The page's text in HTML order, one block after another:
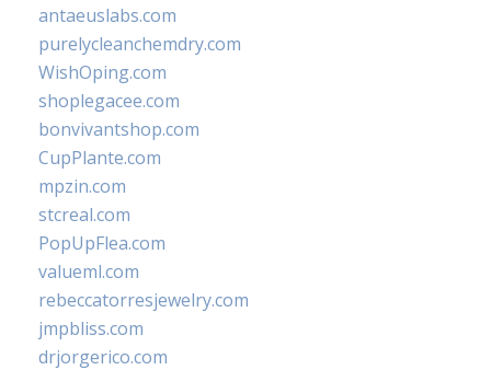
antaeuslabs.com
purelycleanchemdry.com
WishOping.com
shoplegacee.com
bonvivantshop.com
CupPlante.com
mpzin.com
stcreal.com
PopUpFlea.com
valueml.com
rebeccatorresjewelry.com
jmpbliss.com
drjorgerico.com